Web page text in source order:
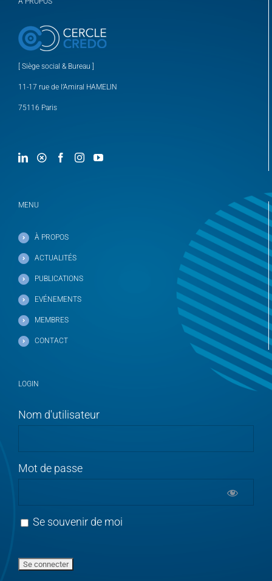
[ Siège social & Bureau ]
11-17 rue de l’Amiral HAMELIN
75116 Paris
MENU
À PROPOS
ACTUALITÉS
PUBLICATIONS
EVÉNEMENTS
MEMBRES
CONTACT
LOGIN
Nom d'utilisateur
Mot de passe
Se souvenir de moi